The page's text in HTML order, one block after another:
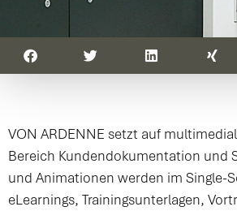
VON ARDENNE setzt auf
Bereich Kundendokumentation und
und Animationen werden im Single-
eLearnings, Trainingsunterlagen,